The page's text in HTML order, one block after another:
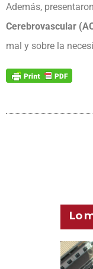
Además,
Cerebrovascular
mal y sobre la
Lo